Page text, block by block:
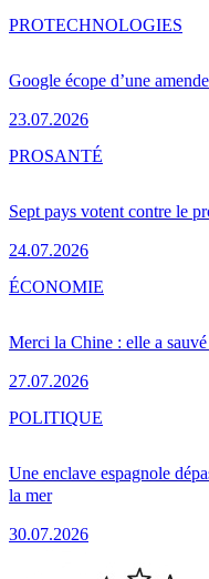
Google écope d’une
23.07.2026
PROTECHNOLOGIES
Sept pays votent contre le
24.07.2026
PROSANTÉ
Merci la Chine : elle a
27.07.2026
ÉCONOMIE
Une enclave espagnole
la mer
30.07.2026
POLITIQUE